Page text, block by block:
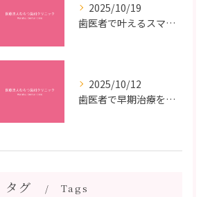
2025/10/19
歯医者で叶えるスマイルメイクオーバーなら福岡県福岡市博多区博多駅前の最新矯正治療解説
2025/10/12
歯医者で早期治療を受けるメリットと虫歯悪化を防ぐ最短ステップ
タグ Tags